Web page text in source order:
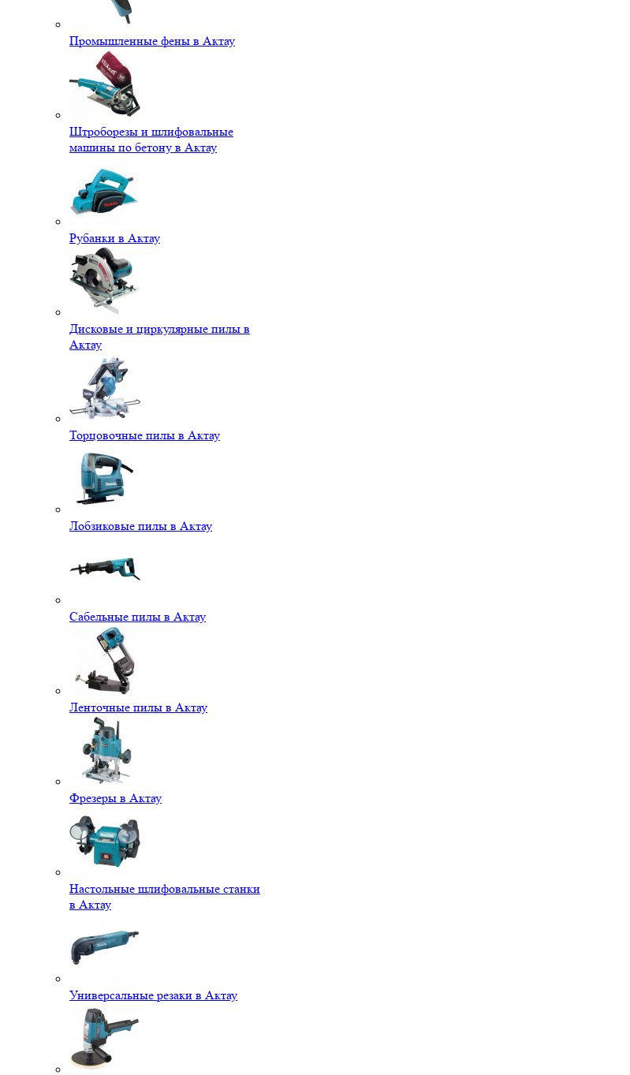
Промышленные фены в Актау
Штроборезы и шлифовальные
машины по бетону в Актау
Рубанки в Актау
Дисковые и циркулярные пилы в
Актау
Торцовочные пилы в Актау
Лобзиковые пилы в Актау
Сабельные пилы в Актау
Ленточные пилы в Актау
Фрезеры в Актау
Настольные шлифовальные станки
в Актау
Универсальные резаки в Актау